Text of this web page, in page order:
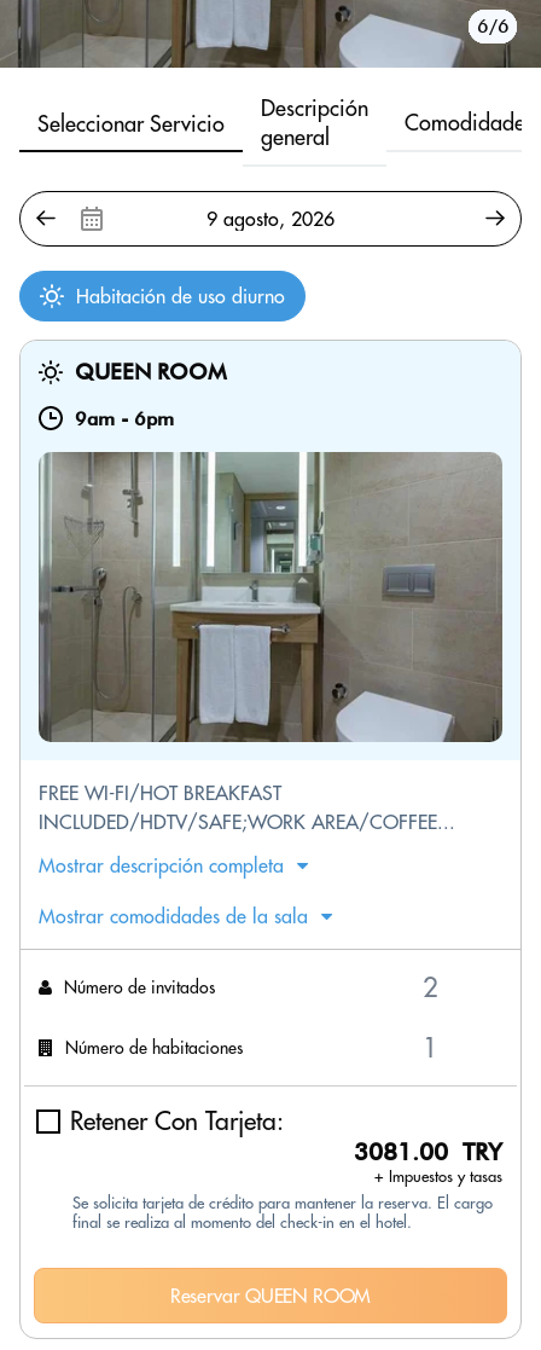
1/6
2/6
3/6
4/6
5/6
6/6
Seleccionar Servicio
Descripción
general
Comodidades
Habitación de uso diurno
QUEEN ROOM
9am - 6pm
FREE WI-FI/HOT BREAKFAST
INCLUDED/HDTV/SAFE;WORK AREA/COFFEE...
Mostrar descripción completa
Mostrar comodidades de la sala
Número de invitados
Número de habitaciones
Retener Con Tarjeta:
3081.00 TRY
+ Impuestos y tasas
Se solicita tarjeta de crédito para mantener la reserva. El cargo
final se realiza al momento del check-in en el hotel.
Reservar QUEEN ROOM